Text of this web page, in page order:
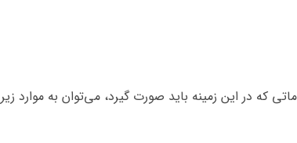
که در این زمینه باید صورت گیرد، می‌توان به موارد زیر